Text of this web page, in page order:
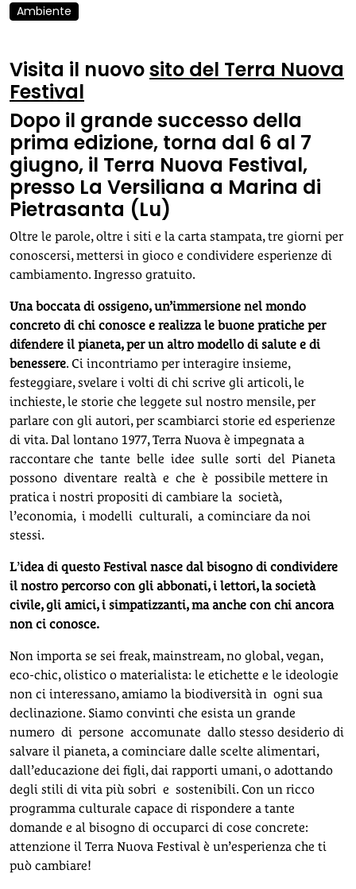
Ambiente
Visita il nuovosito del Terra Nuova
Festival
Dopo il grande successo della
prima edizione, torna dal 6 al 7
giugno, il Terra Nuova Festival,
presso La Versiliana a Marina di
Pietrasanta (Lu)
Oltre le parole, oltre i siti e la carta stampata, tre giorni per
conoscersi, mettersi in gioco e condividere esperienze di
cambiamento. Ingresso gratuito.
Una boccata di ossigeno, un’immersione nel mondo
concreto di chi conosce e realizza le buone pratiche per
difendere il pianeta, per un altro modello di salute e di
benessere. Ci incontriamo per interagire insieme,
festeggiare, svelare i volti di chi scrive gli articoli, le
inchieste, le storie che leggete sul nostro mensile, per
parlare con gli autori, per scambiarci storie ed esperienze
di vita. Dal lontano 1977, Terra Nuova è impegnata a
raccontare che tante belle idee sulle sorti del Pianeta
possono diventare realtà e che è possibile mettere in
pratica i nostri propositi di cambiare la società,
l’economia, i modelli culturali, a cominciare da noi
stessi.
L’idea di questo Festival nasce dal bisogno di condividere
il nostro percorso con gli abbonati, i lettori, la società
civile, gli amici, i simpatizzanti, ma anche con chi ancora
non ci conosce.
Non importa se sei freak, mainstream, no global, vegan,
eco-chic, olistico o materialista: le etichette e le ideologie
non ci interessano, amiamo la biodiversità in ogni sua
declinazione. Siamo convinti che esista un grande
numero di persone accomunate dallo stesso desiderio di
salvare il pianeta, a cominciare dalle scelte alimentari,
dall’educazione dei figli, dai rapporti umani, o adottando
degli stili di vita più sobri e sostenibili. Con un ricco
programma culturale capace di rispondere a tante
domande e al bisogno di occuparci di cose concrete:
attenzione il Terra Nuova Festival è un’esperienza che ti
può cambiare!